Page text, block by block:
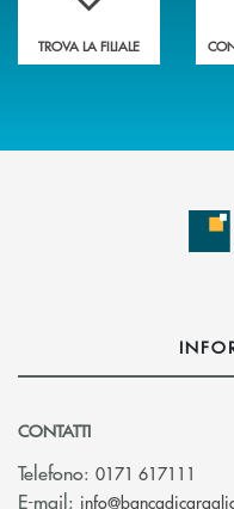
TROVA LA FILIALE
CONTATTI
Telefono: 0171 617111
E-mail: